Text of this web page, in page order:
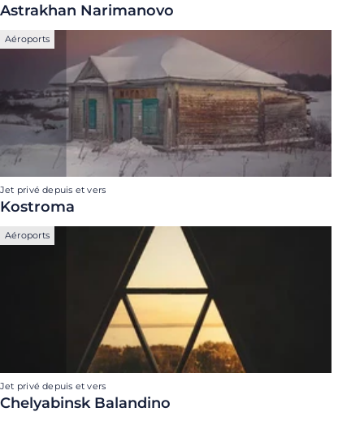
Astrakhan Narimanovo
Aéroports
Jet privé depuis et vers
Kostroma
Aéroports
Jet privé depuis et vers
Chelyabinsk Balandino